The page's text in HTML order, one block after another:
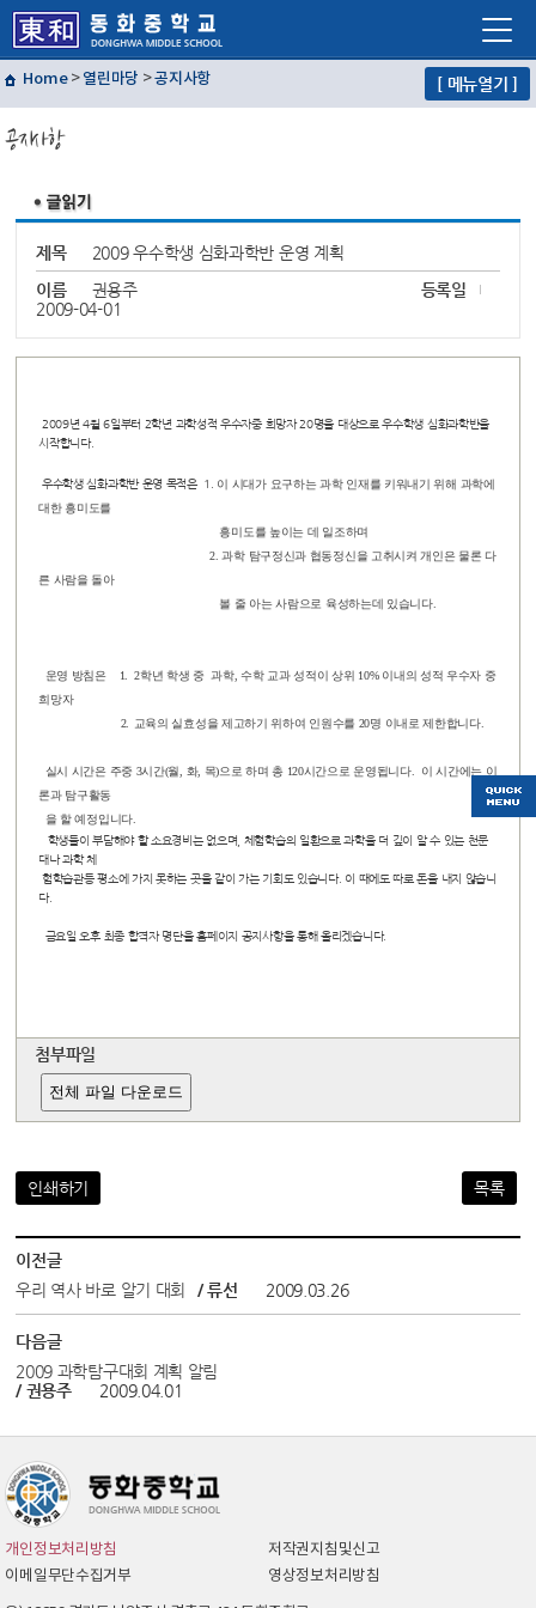
학교혁신
Home>열린마당 >공지사항 [ 메뉴열기 ]
공지사항
제목
2009 우수학생 심화과학반 운영 계획
이름
권용주
등록일
2009-04-01
2009년 4월 6일부터 2학년 과학성적 우수자중 희망자 20명을 대상으로 우수학생 심화과학반을
시작합니다.
우수학생 심화과학반 운영 목적은 1. 이 시대가 요구하는 과학 인재를 키워내기 위해 과학에
대한 흥미도를
흥미도를 높이는 데 일조하며
2. 과학 탐구정신과 협동정신을 고취시켜 개인은 물론 다
른 사람을 돌아
볼 줄 아는 사람으로 육성하는데 있습니다.
운영 방침은 1. 2학년 학생 중 과학, 수학 교과 성적이 상위 10% 이내의 성적 우수자 중
희망자
2.
교육의 실효성을 제고하기 위하여 인원수를 20명 이내로 제한합니다.
실시 시간은 주중 3시간(월, 화, 목)으로 하며 총 120시간으로 운영됩니다.
이 시간에는 이
론과 탐구활동
을 할 예정입니다.
학생들이 부담해야 할 소요경비는 없으며, 체험학습의 일환으로 과학을 더 깊이 알 수 있는 천문
대나 과학 체
험학습관등 평소에 가지 못하는 곳을 같이 가는 기회도 있습니다. 이 때에도 따로 돈을 내지 않습니
다.
금요일 오후 최종 합격자 명단을 홈페이지 공지사항을 통해 올리겠습니다.
첨부파일
전체 파일 다운로드
인쇄하기 목록
이전글
우리 역사 바로 알기 대회
/ 류선 2009.03.26
다음글
2009 과학탐구대회 계획 알림
/ 권용주
2009.04.01
개인정보처리방침
저작권지침및신고
이메일무단수집거부
영상정보처리방침